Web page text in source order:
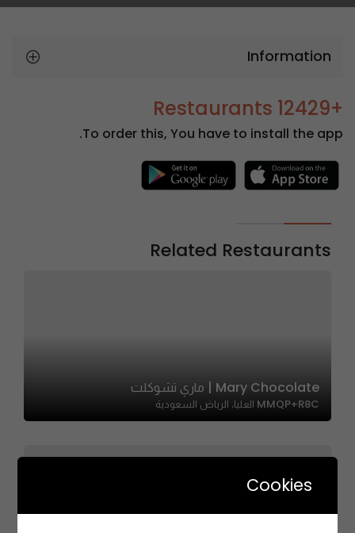
Information
+12429 Restaurants
To order this, You have to install the app.
Related Restaurants
Mary Chocolate | ماري تشوكلت
MMQP+R8C العليا، الرياض السعودية
Cookies